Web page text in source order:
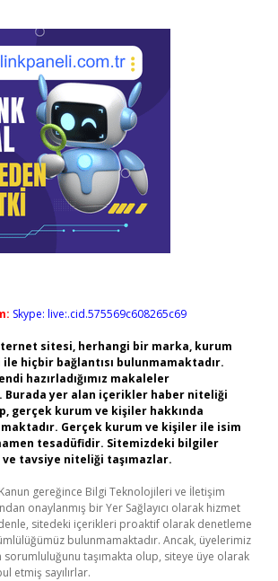
Skype: live:.cid.575569c608265c69
sitesi, herhangi bir marka, kurum
hiçbir bağlantısı bulunmamaktadır.
hazırladığımız makaleler
Burada yer alan içerikler haber niteliği
gerçek kurum ve kişiler hakkında
Gerçek kurum ve kişiler ile isim
tesadüfidir. Sitemizdeki bilgiler
tavsiye niteliği taşımazlar.
Kanun gereğince Bilgi Teknolojileri ve İletişim
onaylanmış bir Yer Sağlayıcı olarak hizmet
sitedeki içerikleri proaktif olarak denetleme
bulunmamaktadır. Ancak, üyelerimiz
sorumluluğunu taşımakta olup, siteye üye olarak
etmiş sayılırlar.